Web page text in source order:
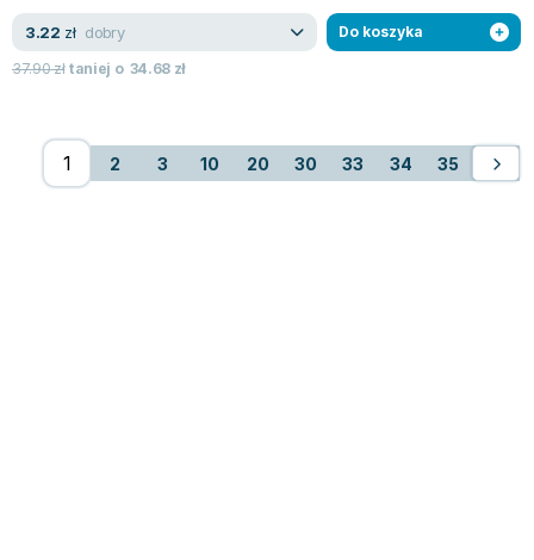
3.22 zł dobry
37.90złtaniej o 34.68 zł
Do koszyka
2 3 10 20 30 33 34 35